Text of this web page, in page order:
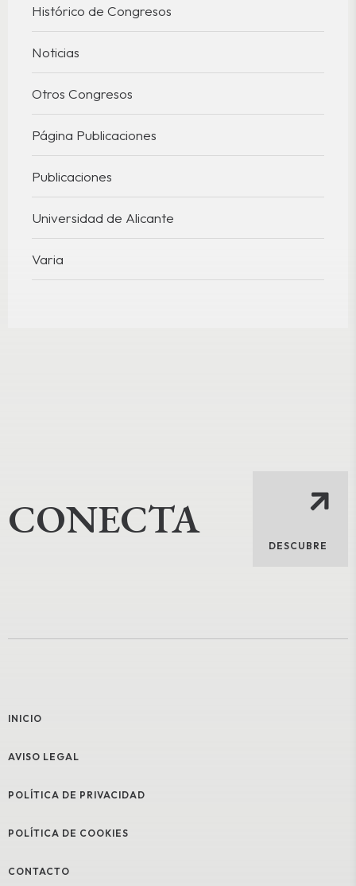
Histórico de Congresos
Noticias
Otros Congresos
Página Publicaciones
Publicaciones
Universidad de Alicante
Varia
CONECTA
DESCUBRE
INICIO
AVISO LEGAL
POLÍTICA DE PRIVACIDAD
POLÍTICA DE COOKIES
CONTACTO